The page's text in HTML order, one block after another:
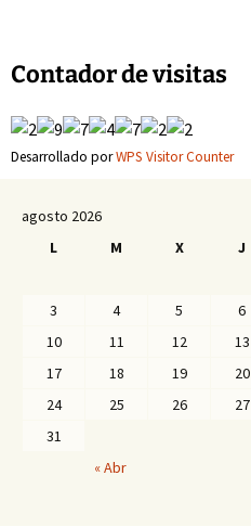
entradas
Contador de visitas
Desarrollado porWPS Visitor Counter
agosto 2026
L
M X J
3
4 5 6
10
11 12 13
17
18 19 20
24
25 26 27
31
« Abr